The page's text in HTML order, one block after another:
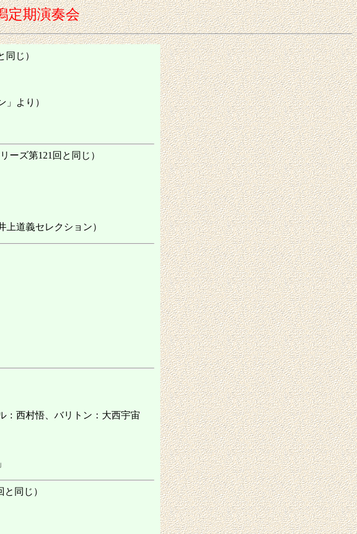
定期演奏会
同じ）
より）
リーズ第121回と同じ）
道義セレクション）
：西村悟、バリトン：大西宇宙
と同じ）